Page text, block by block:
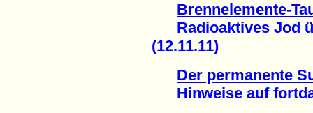
Brennelemente-
Radioaktives Jod
(12.11.11)
Der permanente
Hinweise auf